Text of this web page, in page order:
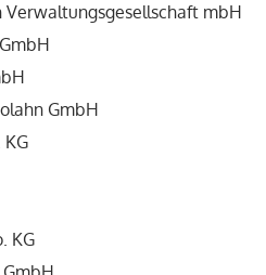
mbH
GmbH
KG